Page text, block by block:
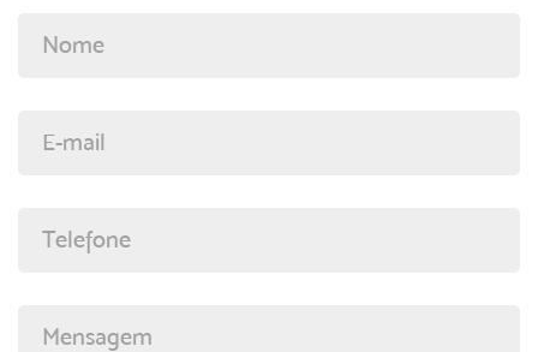
Nome
E-mail
Telefone
Mensagem